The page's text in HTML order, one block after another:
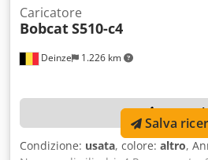
Deinze 1.226 km
Caricatore
BobcatS510-c4
Dettagli
Condizione: usata, colore: altro,
Salva